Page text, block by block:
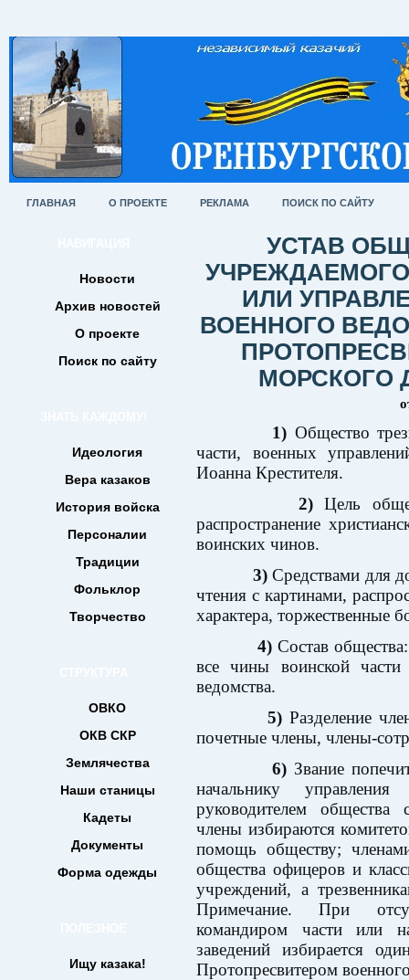
ГЛАВНАЯ О ПРОЕКТЕ РЕКЛАМА ПОИСК ПО САЙТУ
Новости
Архив новостей
О проекте
Поиск по сайту
Идеология
Вера казаков
История войска
Персоналии
Традиции
Фольклор
Творчество
ОВКО
ОКВ СКР
Землячества
Наши станицы
Кадеты
Документы
Форма одежды
Ищу казака!
УСТАВ
ИЛИ
ВОЕННОГО
МОРСКОГО
1) Общество
части, военных
Иоанна Крестителя.
2)Цель
распространение
воинских чинов.
3) Средствами для
чтения с картинами,
характера, торжественные
4)Состав
все чины воинской части
ведомства.
5) Разделение
почетные члены, члены-
6)Звание
начальнику
руководителем общества
члены избираются
помощь обществу;
общества офицеров и
учреждений, а
Примечание. При
командиром части или
заведений избирается
Протопресвитером